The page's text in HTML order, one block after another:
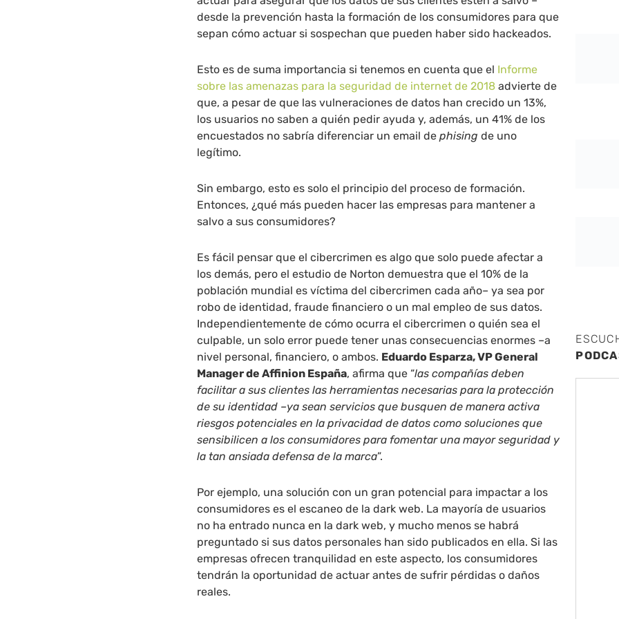
desde la prevención hasta la formación de los consumidores para que
sepan cómo actuar si sospechan que pueden haber sido hackeados.
Esto es de suma importancia si tenemos en cuenta que el Informe
sobre las amenazas para la seguridad de internet de 2018 advierte de
que, a pesar de que las vulneraciones de datos han crecido un 13%,
los usuarios no saben a quién pedir ayuda y, además, un 41% de los
encuestados no sabría diferenciar un email dephising de uno
legítimo.
Sin embargo, esto es solo el principio del proceso de formación.
Entonces, ¿qué más pueden hacer las empresas para mantener a
salvo a sus consumidores?
Es fácil pensar que el cibercrimen es algo que solo puede afectar a
los demás, pero el estudio de Norton demuestra que el 10% de la
población mundial es víctima del cibercrimen cada año– ya sea por
robo de identidad, fraude financiero o un mal empleo de sus datos.
Independientemente de cómo ocurra el cibercrimen o quién sea el
culpable, un solo error puede tener unas consecuencias enormes –a
nivel personal, financiero, o ambos. Eduardo Esparza, VP General
Manager deAffinion España, afirma que “las compañías deben
facilitar a sus clientes las herramientas necesarias para la protección
de su identidad –ya sean servicios que busquen de manera activa
riesgos potenciales en la privacidad de datos como soluciones que
sensibilicen a los consumidores para fomentar una mayor seguridad y
la tan ansiada defensa de la marca”.
Por ejemplo, una solución con un gran potencial para impactar a los
consumidores es el escaneo de la dark web. La mayoría de usuarios
no ha entrado nunca en la dark web, y mucho menos se habrá
preguntado si sus datos personales han sido publicados en ella. Si las
empresas ofrecen tranquilidad en este aspecto, los consumidores
tendrán la oportunidad de actuar antes de sufrir pérdidas o daños
reales.